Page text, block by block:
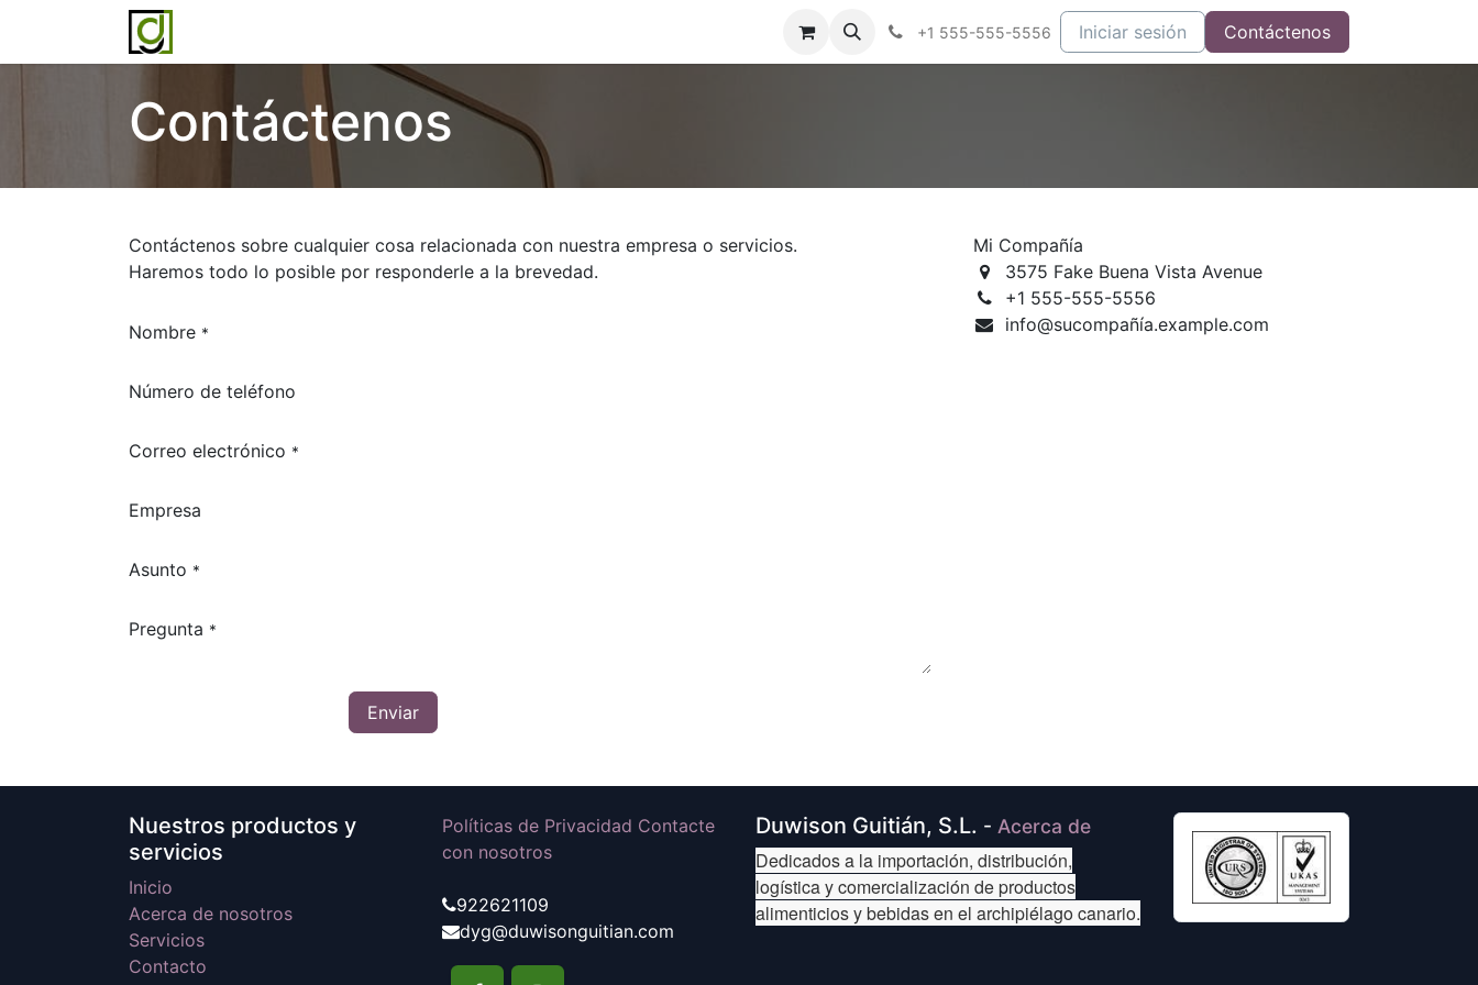
Blog Contáctenos
+1 555-555-5556 Iniciar sesión Contáctenos
Contáctenos
Contáctenos sobre cualquier cosa relacionada con nuestra empresa o servicios.
Haremos todo lo posible por responderle a la brevedad.
Nombre *
Número de teléfono
Correo electrónico *
Empresa
Asunto *
Pregunta *
Enviar
Mi Compañía
3575 Fake Buena Vista Avenue
+1 555-555-5556
info@sucompañía.example.com
Nuestros productos y
servicios
Inicio
Acerca de nosotros
Servicios
Contacto
Políticas de Privacidad Contacte
con nosotros
922621109
dyg@duwisonguitian.com
Duwison Guitián, S.L. - Acerca de
Dedicados a la importación, distribución,
logística y comercialización de productos
alimenticios y bebidas en el archipiélago canario.